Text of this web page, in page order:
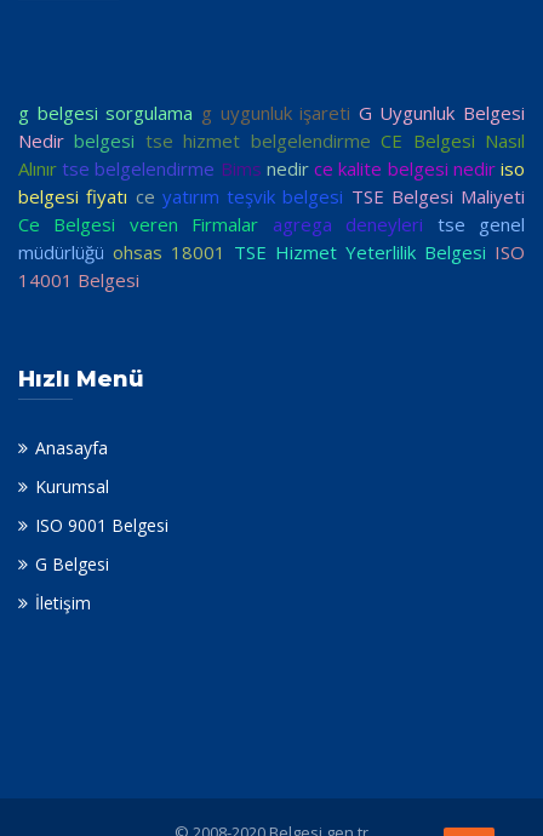
g belgesi sorgulama g uygunluk işareti G Uygunluk Belgesi
Nedir belgesi tse hizmet belgelendirme CE Belgesi Nasıl
Alınır tse belgelendirme Bims nedir ce kalite belgesi nedir iso
belgesi fiyatı ce yatırım teşvik belgesi TSE Belgesi Maliyeti
Ce Belgesi veren Firmalar
agrega deneyleri
tse genel
müdürlüğü ohsas 18001 TSE Hizmet Yeterlilik Belgesi ISO
14001 Belgesi
Hızlı Menü
Anasayfa
Kurumsal
ISO 9001 Belgesi
G Belgesi
İletişim